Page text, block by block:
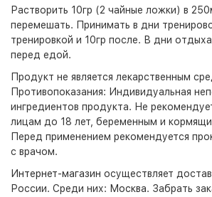
Растворить 10гр (2 чайные ложки) в
перемешать. Принимать в дни
тренировкой и 10гр после. В дни
перед едой.
Продукт не является лекарственным
Противопоказания: Индивидуальная
ингредиентов продукта. Не
лицам до 18 лет, беременным и
Перед применением рекомендуется
с врачом.
Интернет-магазин осуществляет
России. Среди них: Москва. Забрать